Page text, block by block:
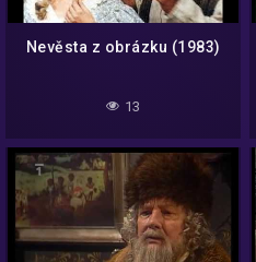
Nevěsta z obrázku (1983)
13